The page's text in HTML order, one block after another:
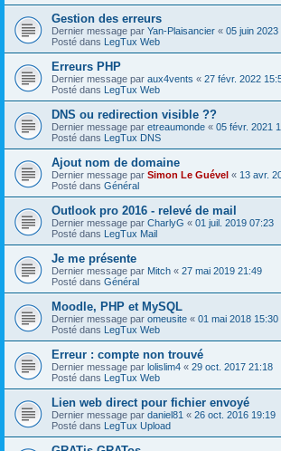
Gestion des erreurs
Dernier message par Yan-Plaisancier « 05 juin 2023
Posté dans LegTux Web
Erreurs PHP
Dernier message par aux4vents « 27 févr. 2022
Posté dans LegTux Web
DNS ou redirection visible ??
Dernier message par etreaumonde « 05 févr. 2021
Posté dans LegTux DNS
Ajout nom de domaine
Dernier message par Simon Le Guével « 13 avr.
Posté dans Général
Outlook pro 2016 - relevé de mail
Dernier message par CharlyG « 01 juil. 2019 07:23
Posté dans LegTux Mail
Je me présente
Dernier message par Mitch « 27 mai 2019 21:49
Posté dans Général
Moodle, PHP et MySQL
Dernier message par omeusite « 01 mai 2018 15:30
Posté dans LegTux Web
Erreur : compte non trouvé
Dernier message par lolislim4 « 29 oct. 2017 21:18
Posté dans LegTux Web
Lien web direct pour fichier envoyé
Dernier message par daniel81 « 26 oct. 2016 19:19
Posté dans LegTux Upload